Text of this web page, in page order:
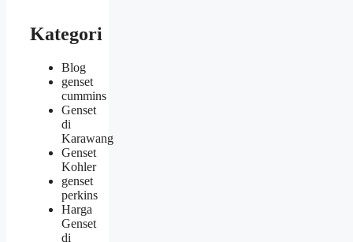
Kategori
Blog
genset
cummins
Genset
di
Karawang
Genset
Kohler
genset
perkins
Harga
Genset
di